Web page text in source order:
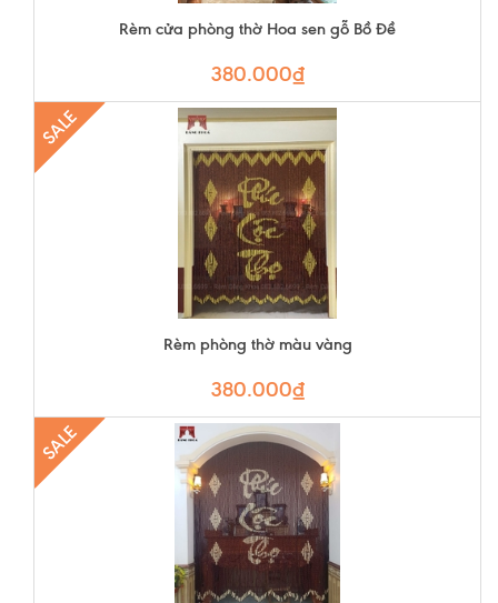
Rèm cửa phòng thờ Hoa sen gỗ Bồ Đề
380.000₫
SALE
Rèm phòng thờ màu vàng
380.000₫
SALE